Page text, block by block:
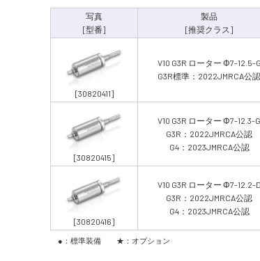
写真
[型番]
製品
[推奨クラス]
[30820411]
V10 G3R ローター Φ7-12.5-G
G3R標準：2022JMRCA公認
[30820415]
V10 G3R ローター Φ7-12.3-G
G3R：2022JMRCA公認
G4：2023JMRCA公認
[30820416]
V10 G3R ローター Φ7-12.2-D
G3R：2022JMRCA公認
G4：2023JMRCA公認
●：標準装備 ★：オプション